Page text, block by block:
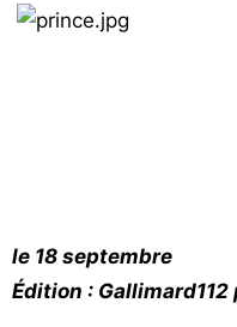
le 18 septembre
Édition : Gallimard